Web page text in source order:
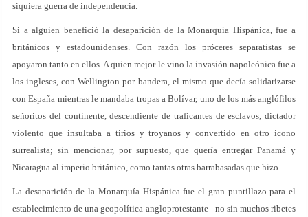
siquiera guerra de independencia.
Si a alguien benefició la desaparición de la Monarquía Hispánica, fue a
británicos y estadounidenses. Con razón los próceres separatistas se
apoyaron tanto en ellos. A quien mejor le vino la invasión napoleónica fue a
los ingleses, con Wellington por bandera, el mismo que decía solidarizarse
con España mientras le mandaba tropas a Bolívar, uno de los más anglófilos
señoritos del continente, descendiente de traficantes de esclavos, dictador
violento que insultaba a tirios y troyanos y convertido en otro icono
surrealista; sin mencionar, por supuesto, que quería entregar Panamá y
Nicaragua al imperio británico, como tantas otras barrabasadas que hizo.
La desaparición de la Monarquía Hispánica fue el gran puntillazo para el
establecimiento de una geopolítica angloprotestante –no sin muchos ribetes